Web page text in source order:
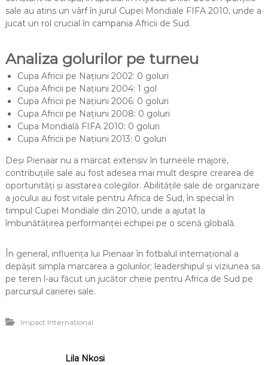
sale au atins un vârf în jurul Cupei Mondiale FIFA 2010, unde a
jucat un rol crucial în campania Africii de Sud.
Analiza golurilor pe turneu
Cupa Africii pe Națiuni 2002: 0 goluri
Cupa Africii pe Națiuni 2004: 1 gol
Cupa Africii pe Națiuni 2006: 0 goluri
Cupa Africii pe Națiuni 2008: 0 goluri
Cupa Mondială FIFA 2010: 0 goluri
Cupa Africii pe Națiuni 2013: 0 goluri
Deși Pienaar nu a marcat extensiv în turneele majore,
contribuțiile sale au fost adesea mai mult despre crearea de
oportunități și asistarea colegilor. Abilitățile sale de organizare
a jocului au fost vitale pentru Africa de Sud, în special în
timpul Cupei Mondiale din 2010, unde a ajutat la
îmbunătățirea performanței echipei pe o scenă globală.
În general, influența lui Pienaar în fotbalul internațional a
depășit simpla marcarea a golurilor; leadershipul și viziunea sa
pe teren l-au făcut un jucător cheie pentru Africa de Sud pe
parcursul carierei sale.
Impact Internațional
Lila Nkosi